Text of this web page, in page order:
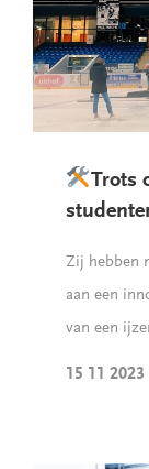
Trots
Zij hebben
aan een
van een
15 11 2023